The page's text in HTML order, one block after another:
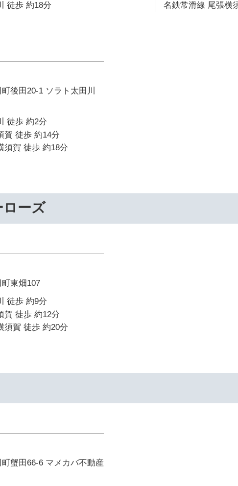
徒歩 約18分
名鉄常滑線 尾張横
後田20-1 ソラト太田川
徒歩 約2分
賀 徒歩 約14分
須賀 徒歩 約18分
ローズ
東畑107
徒歩 約9分
賀 徒歩 約12分
須賀 徒歩 約20分
蟹田66-6 マメカバ不動産